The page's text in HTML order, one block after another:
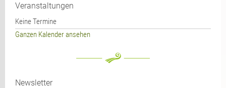
Veranstaltungen
Keine Termine
Ganzen Kalender ansehen
Newsletter